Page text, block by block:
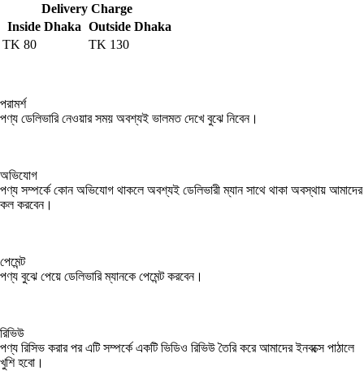
Delivery Charge
Inside Dhaka Outside Dhaka
TK 80 TK 130
পরামর্শ
পণ্য ডেলিভারি নেওয়ার সময় অবশ্যই ভালমত দেখে বুঝে নিবেন।
অভিযোগ
পণ্য সম্পর্কে কোন অভিযোগ থাকলে অবশ্যই ডেলিভারী ম্যান সাথে থাকা অবস্থায় আমাদের
কল করবেন।
পেমেন্ট
পণ্য বুঝে পেয়ে ডেলিভারি ম্যানকে পেমেন্ট করবেন।
রিভিউ
পণ্য রিসিভ করার পর এটি সম্পর্কে একটি ভিডিও রিভিউ তৈরি করে আমাদের ইনবক্সে পাঠালে
খুশি হবো।